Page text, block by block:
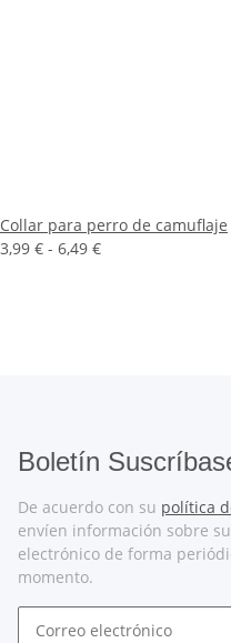
Collar para perro de camuflaje
3,99 € - 6,49 €
Boletín
De acuerdo con su política
envíen información sobre
electrónico de forma
momento.